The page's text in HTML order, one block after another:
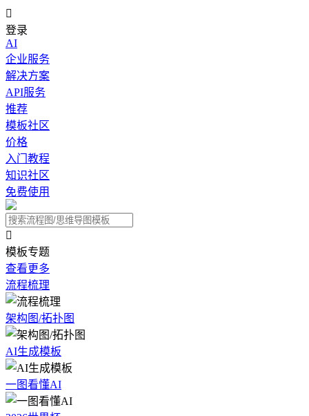

登录
AI
企业服务
解决方案
API服务
推荐
模板社区
价格
入门教程
知识社区
免费使用

模板专题
查看更多
流程梳理
架构图/拓扑图
AI生成模板
一图看懂AI